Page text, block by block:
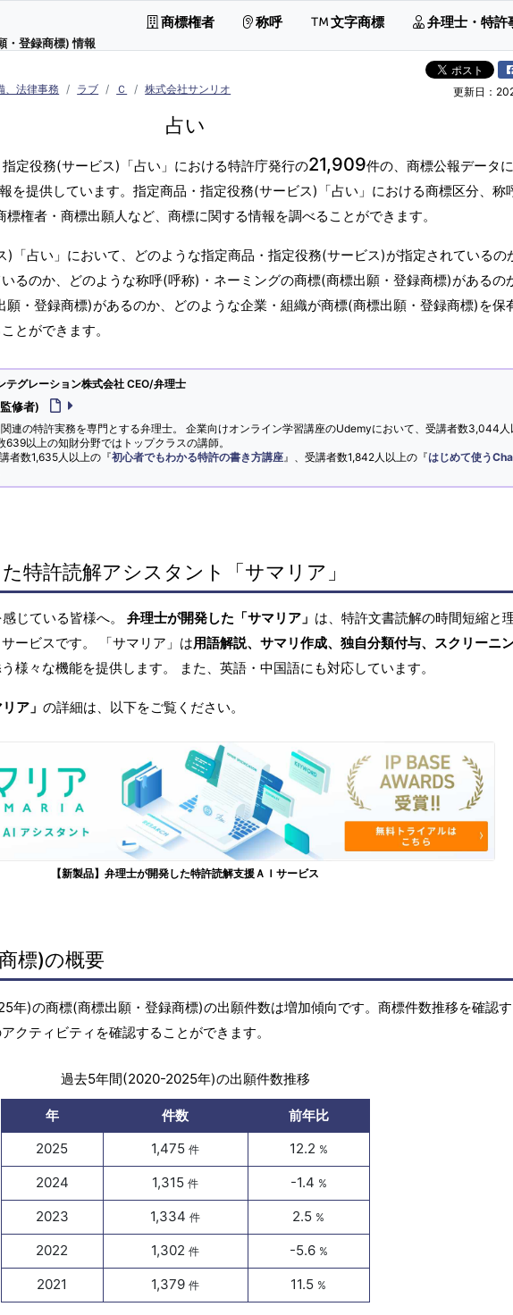
・登録商標) 情報
商標権者 称呼 文字商標 弁理士・特許
、法律事務 ラブ Ｃ 株式会社サンリオ 更新日：
占い
定役務(サービス)「占い」における特許庁発行の21,909件の、商標公報データ
を提供しています。指定商品・指定役務(サービス)「占い」における商標区分、称
権者・商標出願人など、商標に関する情報を調べることができます。
)「占い」において、どのような指定商品・指定役務(サービス)が指定されているの
るのか、どのような称呼(呼称)・ネーミングの商標(商標出願・登録商標)があるの
・登録商標)があるのか、どのような企業・組織が商標(商標出願・登録商標)を保
とができます。
テグレーション株式会社 CEO/弁理士
修者)
連の特許実務を専門とする弁理士。 企業向けオンライン学習講座のUdemyにおいて、受講者数3,044人
639以上の知財分野ではトップクラスの講師。
者数1,635人以上の『初心者でもわかる特許の書き方講座 』、受講者数1,842人以上の『はじめて使う
特許読解アシスタント「サマリア」
感じている皆様へ。 弁理士が開発した「サマリア」 は、特許文書読解の時間短縮と
ービスです。 「サマリア」は用語解説、サマリ作成、独自分類付与、スクリーニ
様々な機能を提供します。 また、英語・中国語にも対応しています。
ア」 の詳細は、以下をご覧ください。
【新製品】弁理士が開発した特許読解支援ＡＩサービス
標)の概要
年)の商標(商標出願・登録商標)の出願件数は増加傾向です。商標件数推移を確認
クティビティを確認することができます。
過去5年間(2020-2025年)の出願件数推移
年 件数
前年比
2025
1,475件 12.2 %
2024 1,315件 -1.4 %
2023 1,334件 2.5 %
2022 1,302件 -5.6 %
2021 1,379件 11.5 %